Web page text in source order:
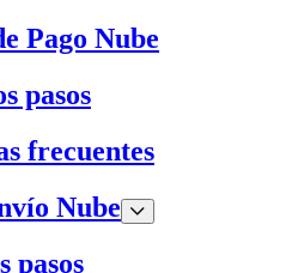
Pago Nube
pasos
frecuentes
Nube
pasos